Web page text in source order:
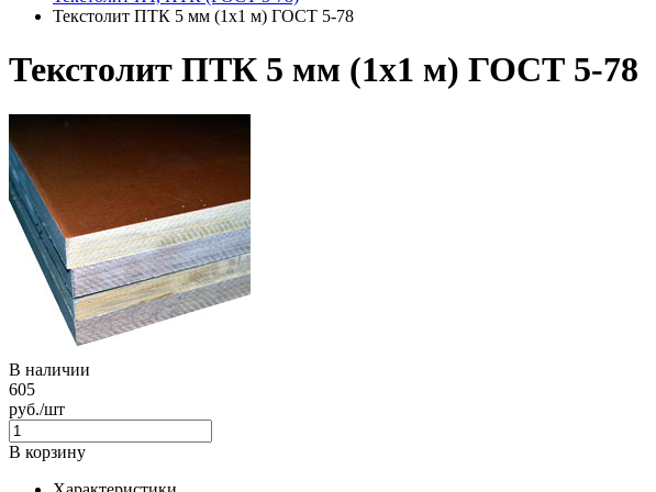
Текстолит ПТК 5 мм (1х1 м) ГОСТ 5-78
Текстолит ПТК 5 мм (1х1 м) ГОСТ 5-78
В наличии
605
руб./шт
В корзину